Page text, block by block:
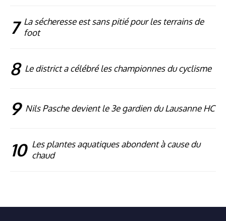
7 La sécheresse est sans pitié pour les terrains de
foot
8 Le district a célébré les championnes du cyclisme
9 Nils Pasche devient le 3e gardien du Lausanne HC
10 Les plantes aquatiques abondent à cause du
chaud